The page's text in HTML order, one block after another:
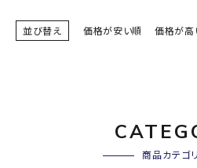
並び替え 価格が安い順 価格が高
商品カテゴ